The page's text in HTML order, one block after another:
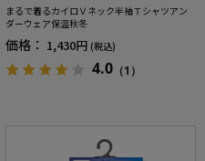
まるで着るカイロＶネック半袖Ｔシャツアン
ダーウェア保温秋冬
価格： 1,430円 (税込)
4.0 （1）